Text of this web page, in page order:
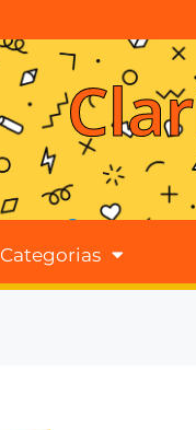
Categorias